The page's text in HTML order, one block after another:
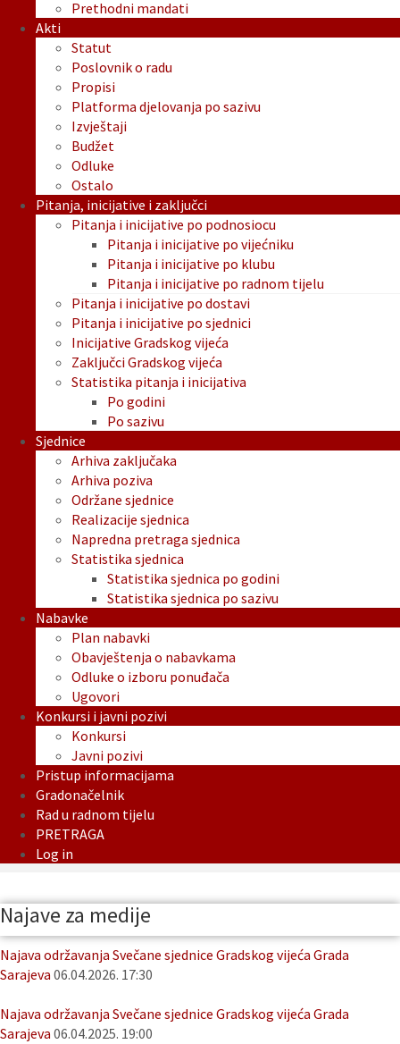
Prethodni mandati
Akti
Statut
Poslovnik o radu
Propisi
Platforma djelovanja po sazivu
Izvještaji
Budžet
Odluke
Ostalo
Pitanja, inicijative i zaključci
Pitanja i inicijative po podnosiocu
Pitanja i inicijative po vijećniku
Pitanja i inicijative po klubu
Pitanja i inicijative po radnom tijelu
Pitanja i inicijative po dostavi
Pitanja i inicijative po sjednici
Inicijative Gradskog vijeća
Zaključci Gradskog vijeća
Statistika pitanja i inicijativa
Po godini
Po sazivu
Sjednice
Arhiva zaključaka
Arhiva poziva
Održane sjednice
Realizacije sjednica
Napredna pretraga sjednica
Statistika sjednica
Statistika sjednica po godini
Statistika sjednica po sazivu
Nabavke
Plan nabavki
Obavještenja o nabavkama
Odluke o izboru ponuđača
Ugovori
Konkursi i javni pozivi
Konkursi
Javni pozivi
Pristup informacijama
Gradonačelnik
Rad u radnom tijelu
PRETRAGA
Log in
Najave za medije
Najava održavanja Svečane sjednice Gradskog vijeća Grada
Sarajeva 06.04.2026. 17:30
Najava održavanja Svečane sjednice Gradskog vijeća Grada
Sarajeva 06.04.2025. 19:00